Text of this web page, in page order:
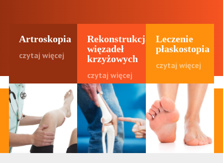
Artroskopia
czytaj więcej
Rekonstrukcja
więzadeł
krzyżowych
czytaj więcej
Leczenie
płaskostopia
czytaj więcej